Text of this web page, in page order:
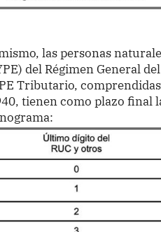
las personas
del Régimen General
Tributario,
tienen como plazo final